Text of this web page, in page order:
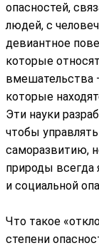
опасностей,
людей, с
девиантное
которые
вмешательства
которые
Эти науки
чтобы
саморазвитию,
природы всегда
и социальной
Что такое
степени